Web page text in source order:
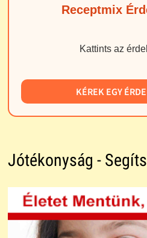
Receptmix
Kattints az
KÉREK EGY
Jótékonyság -